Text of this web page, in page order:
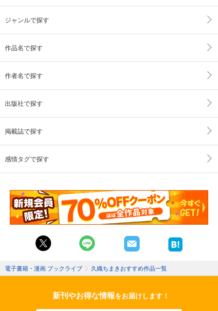
ジャンルで探す
作品名で探す
作者名で探す
出版社で探す
掲載誌で探す
感情タグで探す
電子書籍・漫画 ブックライブ 〉 久織ちまきおすすめ作品一覧
新刊やお得な情報をお届けします！